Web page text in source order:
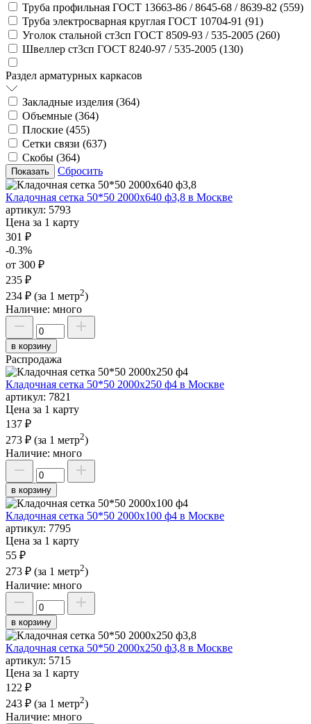
Труба профильная ГОСТ 13663-86 / 8645-68 / 8639-82 (559)
Труба электросварная круглая ГОСТ 10704-91 (91)
Уголок стальной ст3сп ГОСТ 8509-93 / 535-2005 (260)
Швеллер ст3сп ГОСТ 8240-97 / 535-2005 (130)
Раздел арматурных каркасов
Закладные изделия (364)
Объемные (364)
Плоские (455)
Сетки связи (637)
Скобы (364)
Сбросить
Кладочная сетка 50*50 2000х640 ф3,8 в Москве
артикул: 5793
Цена за 1 карту
301 ₽
-0.3%
от 300 ₽
235 ₽
234 ₽ (за 1 метр2)
Наличие: много
в корзину
Распродажа
Кладочная сетка 50*50 2000х250 ф4 в Москве
артикул: 7821
Цена за 1 карту
137 ₽
273 ₽ (за 1 метр2)
Наличие: много
в корзину
Кладочная сетка 50*50 2000х100 ф4 в Москве
артикул: 7795
Цена за 1 карту
55 ₽
273 ₽ (за 1 метр2)
Наличие: много
в корзину
Кладочная сетка 50*50 2000х250 ф3,8 в Москве
артикул: 5715
Цена за 1 карту
122 ₽
243 ₽ (за 1 метр2)
Наличие: много